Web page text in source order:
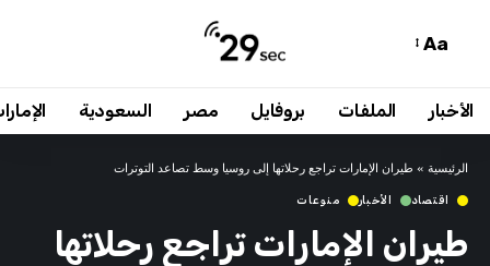
Aa
الأخبار الملفات بروفايل مصر السعودية
الرئيسية » طيران الإمارات تراجع رحلاتها إلى روسيا وسط تصاعد التوترات
اقتصاد الأخبار منوعات
طيران الإمارات تراجع رحلاتها